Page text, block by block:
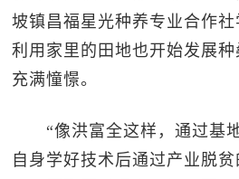
坡镇昌福星光种养专业合作社
利用家里的田地也开始发展
充满憧憬。
“像洪富全这样，通过基地
自身学好技术后通过产业脱